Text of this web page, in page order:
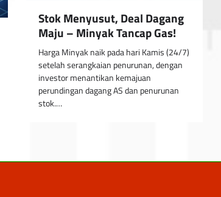
Stok Menyusut, Deal Dagang
Maju – Minyak Tancap Gas!
Harga Minyak naik pada hari Kamis (24/7)
setelah serangkaian penurunan, dengan
investor menantikan kemajuan
perundingan dagang AS dan penurunan
stok.…